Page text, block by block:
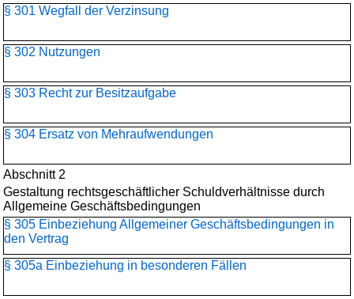
§ 301 Wegfall der Verzinsung
§ 302 Nutzungen
§ 303 Recht zur Besitzaufgabe
§ 304 Ersatz von Mehraufwendungen
Abschnitt 2
Gestaltung rechtsgeschäftlicher Schuldverhältnisse durch
Allgemeine Geschäftsbedingungen
§ 305 Einbeziehung Allgemeiner Geschäftsbedingungen in
den Vertrag
§ 305a Einbeziehung in besonderen Fällen